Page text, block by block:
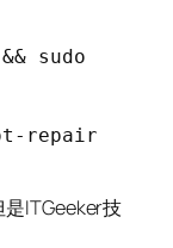
sudo
repair
ITGeeker技